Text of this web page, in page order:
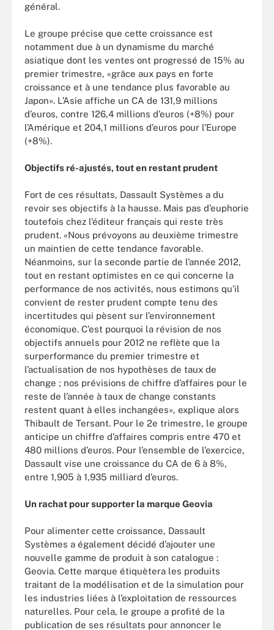
général.
Le groupe précise que cette croissance est
notamment due à un dynamisme du marché
asiatique dont les ventes ont progressé de 15% au
premier trimestre, «grâce aux pays en forte
croissance et à une tendance plus favorable au
Japon». L’Asie affiche un CA de 131,9 millions
d’euros, contre 126,4 millions d’euros (+8%) pour
l’Amérique et 204,1 millions d’euros pour l’Europe
(+8%).
Objectifs ré-ajustés, tout en restant prudent
Fort de ces résultats, Dassault Systèmes a du
revoir ses objectifs à la hausse. Mais pas d’euphorie
toutefois chez l’éditeur français qui reste très
prudent. «Nous prévoyons au deuxième trimestre
un maintien de cette tendance favorable.
Néanmoins, sur la seconde partie de l’année 2012,
tout en restant optimistes en ce qui concerne la
performance de nos activités, nous estimons qu’il
convient de rester prudent compte tenu des
incertitudes qui pèsent sur l’environnement
économique. C’est pourquoi la révision de nos
objectifs annuels pour 2012 ne reflète que la
surperformance du premier trimestre et
l’actualisation de nos hypothèses de taux de
change ; nos prévisions de chiffre d’affaires pour le
reste de l’année à taux de change constants
restent quant à elles inchangées», explique alors
Thibault de Tersant. Pour le 2e trimestre, le groupe
anticipe un chiffre d’affaires compris entre 470 et
480 millions d’euros. Pour l’ensemble de l’exercice,
Dassault vise une croissance du CA de 6 à 8%,
entre 1,905 à 1,935 milliard d’euros.
Un rachat pour supporter la marque Geovia
Pour alimenter cette croissance, Dassault
Systèmes a également décidé d’ajouter une
nouvelle gamme de produit à son catalogue :
Geovia. Cette marque étiquètera les produits
traitant de la modélisation et de la simulation pour
les industries liées à l’exploitation de ressources
naturelles. Pour cela, le groupe a profité de la
publication de ses résultats pour annoncer le